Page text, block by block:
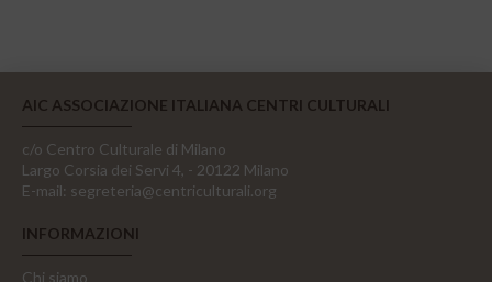
AIC ASSOCIAZIONE ITALIANA CENTRI CULTURALI
c/o Centro Culturale di Milano
Largo Corsia dei Servi 4, - 20122 Milano
E-mail: segreteria@centriculturali.org
INFORMAZIONI
Chi siamo